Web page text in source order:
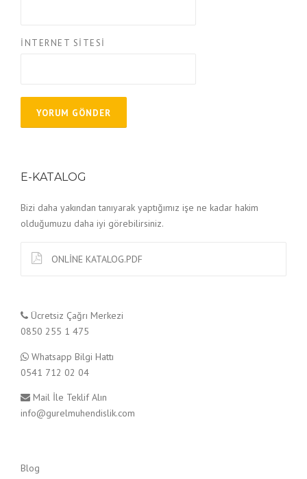
İNTERNET SITESI
E-KATALOG
Bizi daha yakından tanıyarak yaptığımız işe ne kadar hakim
olduğumuzu daha iyi görebilirsiniz.
ONLİNE KATALOG.PDF
Ücretsiz Çağrı Merkezi
0850 255 1 475
Whatsapp Bilgi Hattı
0541 712 02 04
Mail İle Teklif Alın
info@gurelmuhendislik.com
Blog